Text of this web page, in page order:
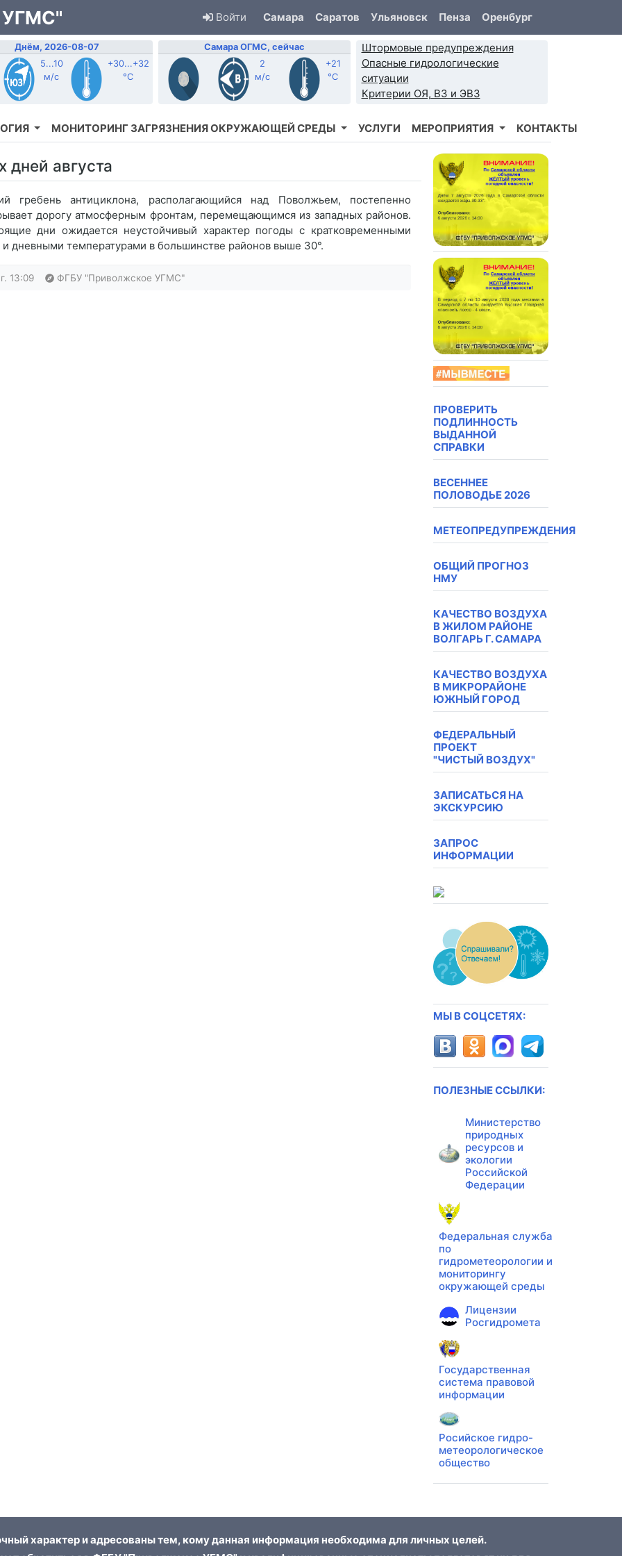
УГМС" Войти Самара Саратов Ульяновск Пенза Оренбург
Днём, 2026-08-07
5...10
м/с
+30...+32
°C
Самара ОГМС, сейчас
2
м/с
+21
°C
Штормовые предупреждения
Опасные гидрологические
ситуации
Критерии ОЯ, ВЗ и ЭВЗ
МОНИТОРИНГ ЗАГРЯЗНЕНИЯ ОКРУЖАЮЩЕЙ СРЕДЫ УСЛУГИ МЕРОПРИЯТИЯ КОНТАКТЫ
дней августа
антициклона, располагающийся над Поволжьем, постепенно
дорогу атмосферным фронтам, перемещающимся из западных районов.
дни ожидается неустойчивый характер погоды с кратковременными
дневными температурами в большинстве районов выше 30°.
13:09 ФГБУ "Приволжское УГМС"
ПРОВЕРИТЬ
ПОДЛИННОСТЬ
ВЫДАННОЙ
СПРАВКИ
ВЕСЕННЕЕ
ПОЛОВОДЬЕ 2026
МЕТЕОПРЕДУПРЕЖДЕНИЯ
ОБЩИЙ ПРОГНОЗ
НМУ
КАЧЕСТВО ВОЗДУХА
В ЖИЛОМ РАЙОНЕ
ВОЛГАРЬ Г. САМАРА
КАЧЕСТВО ВОЗДУХА
В МИКРОРАЙОНЕ
ЮЖНЫЙ ГОРОД
ФЕДЕРАЛЬНЫЙ
ПРОЕКТ
"ЧИСТЫЙ ВОЗДУХ"
ЗАПИСАТЬСЯ НА
ЭКСКУРСИЮ
ЗАПРОС
ИНФОРМАЦИИ
МЫ В СОЦСЕТЯХ:
ПОЛЕЗНЫЕ ССЫЛКИ:
Министерство
природных
ресурсов и
экологии
Российской
Федерации
Федеральная служба
по
гидрометеорологии и
мониторингу
окружающей среды
Лицензии
Росгидромета
Государственная
система правовой
информации
Росийское гидро-
метеорологическое
общество
характер и адресованы тем, кому данная информация необходима для личных целей.